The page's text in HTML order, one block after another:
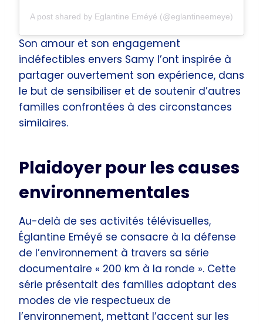
A post shared by Eglantine Eméyé (@eglantineemeye)
Son amour et son engagement
indéfectibles envers Samy l’ont inspirée à
partager ouvertement son expérience, dans
le but de sensibiliser et de soutenir d’autres
familles confrontées à des circonstances
similaires.
Plaidoyer pour les causes
environnementales
Au-delà de ses activités télévisuelles,
Églantine Eméyé se consacre à la défense
de l’environnement à travers sa série
documentaire « 200 km à la ronde ». Cette
série présentait des familles adoptant des
modes de vie respectueux de
l’environnement, mettant l’accent sur les